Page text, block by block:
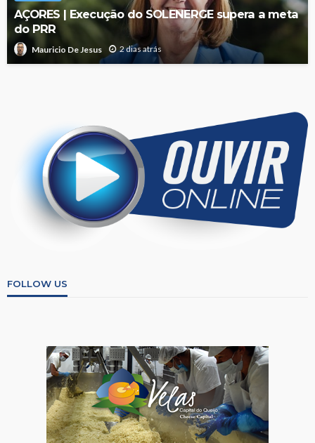
AÇORES | Execução do SOLENERGE supera a meta
do PRR
Mauricio De Jesus 2 dias atrás
FOLLOW US